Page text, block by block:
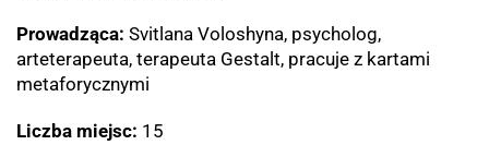
Prowadząca: Svitlana Voloshyna, psycholog,
arteterapeuta, terapeuta Gestalt, pracuje z kartami
metaforycznymi
Liczba miejsc: 15